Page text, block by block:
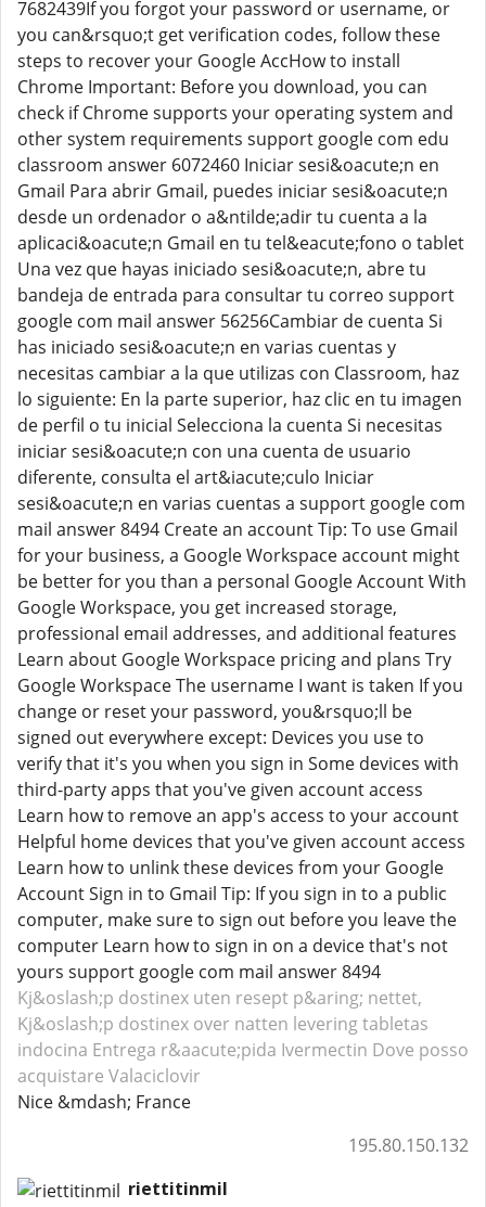
7682439If you forgot your password or username, or
you can&rsquo;t get verification codes, follow these
steps to recover your Google AccHow to install
Chrome Important: Before you download, you can
check if Chrome supports your operating system and
other system requirements support google com edu
classroom answer 6072460 Iniciar sesi&oacute;n en
Gmail Para abrir Gmail, puedes iniciar sesi&oacute;n
desde un ordenador o a&ntilde;adir tu cuenta a la
aplicaci&oacute;n Gmail en tu tel&eacute;fono o tablet
Una vez que hayas iniciado sesi&oacute;n, abre tu
bandeja de entrada para consultar tu correo support
google com mail answer 56256Cambiar de cuenta Si
has iniciado sesi&oacute;n en varias cuentas y
necesitas cambiar a la que utilizas con Classroom, haz
lo siguiente: En la parte superior, haz clic en tu imagen
de perfil o tu inicial Selecciona la cuenta Si necesitas
iniciar sesi&oacute;n con una cuenta de usuario
diferente, consulta el art&iacute;culo Iniciar
sesi&oacute;n en varias cuentas a support google com
mail answer 8494 Create an account Tip: To use Gmail
for your business, a Google Workspace account might
be better for you than a personal Google Account With
Google Workspace, you get increased storage,
professional email addresses, and additional features
Learn about Google Workspace pricing and plans Try
Google Workspace The username I want is taken If you
change or reset your password, you&rsquo;ll be
signed out everywhere except: Devices you use to
verify that it's you when you sign in Some devices with
third-party apps that you've given account access
Learn how to remove an app's access to your account
Helpful home devices that you've given account access
Learn how to unlink these devices from your Google
Account Sign in to Gmail Tip: If you sign in to a public
computer, make sure to sign out before you leave the
computer Learn how to sign in on a device that's not
yours support google com mail answer 8494
Kj&oslash;p dostinex uten resept p&aring; nettet,
Kj&oslash;p dostinex over natten leveringtabletas
indocina Entrega r&aacute;pida Ivermectin Dove posso
acquistare Valaciclovir
Nice &mdash; France
195.80.150.132
riettitinmil